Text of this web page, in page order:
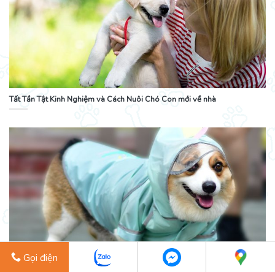
Tất Tần Tật Kinh Nghiệm và Cách Nuôi Chó Con mới về nhà
Gọi điện